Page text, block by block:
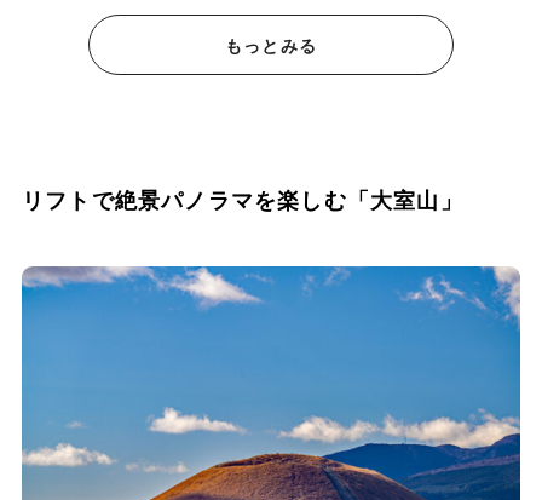
もっとみる
リフトで絶景パノラマを楽しむ「大室山」